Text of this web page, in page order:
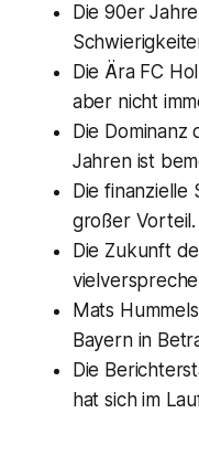
Die 90er
Die Ära FC
aber nicht
Die
Jahren ist
Die finanzielle
großer Vorteil.
Die Zukunft
Mats
Bayern in
Die
hat sich im